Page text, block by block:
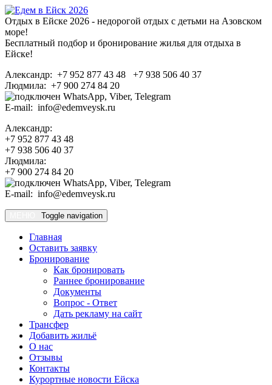
Отдых в Ейске 2026 - недорогой отдых с детьми на Азовском
море!
Бесплатный подбор и бронирование жилья для отдыха в
Ейске!
Александр: +7 952 877 43 48 +7 938 506 40 37
Людмила: +7 900 274 84 20
E-mail: info@edemveysk.ru
Александр:
+7 952 877 43 48
+7 938 506 40 37
Людмила:
+7 900 274 84 20
E-mail: info@edemveysk.ru
Toggle navigation
Главная
Оставить заявку
Бронирование
Как бронировать
Раннее бронирование
Документы
Вопрос - Ответ
Дать рекламу на сайт
Трансфер
Добавить жильё
О нас
Отзывы
Контакты
Курортные новости Ейска